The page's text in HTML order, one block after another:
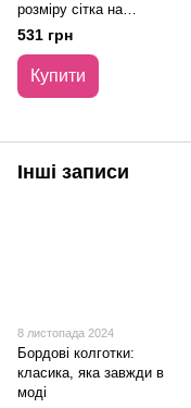
розміру сітка на
силіконі Annes Rete
Moda білі 5/6
531 грн
Купити
Інші записи
8 листопада 2024
Бордові колготки:
класика, яка завжди в
моді